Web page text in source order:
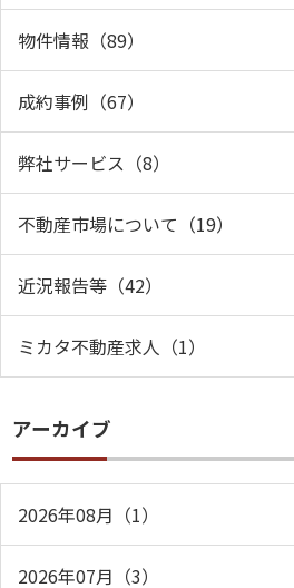
物件情報（89）
成約事例（67）
弊社サービス（8）
不動産市場について（19）
近況報告等（42）
ミカタ不動産求人（1）
アーカイブ
2026年08月（1）
2026年07月（3）